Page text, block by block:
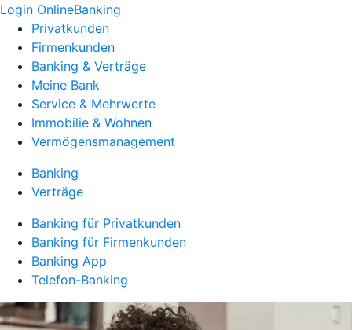
Login OnlineBanking
Privatkunden
Firmenkunden
Banking & Verträge
Meine Bank
Service & Mehrwerte
Immobilie & Wohnen
Vermögensmanagement
Banking
Verträge
Banking für Privatkunden
Banking für Firmenkunden
Banking App
Telefon-Banking